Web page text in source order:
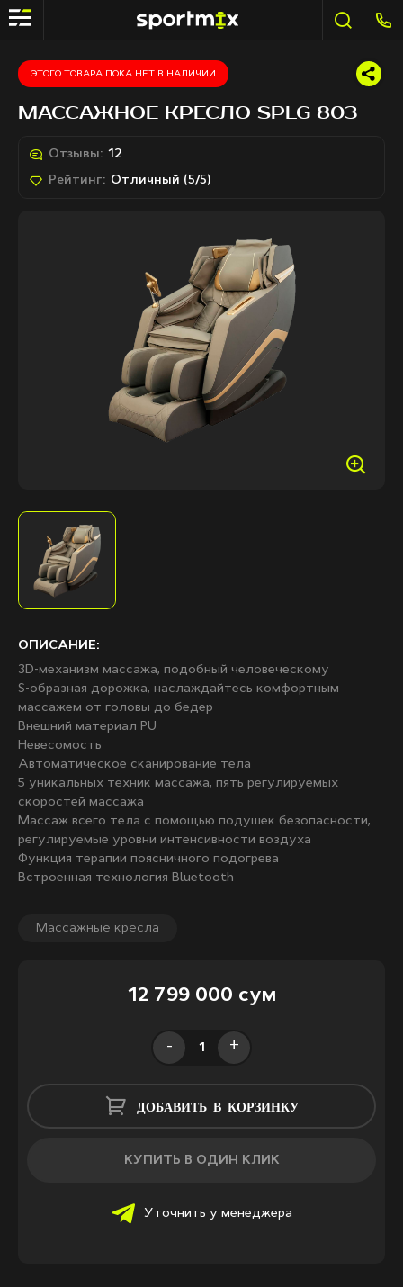
ЭТОГО ТОВАРА ПОКА НЕТ В НАЛИЧИИ
МАССАЖНОЕ КРЕСЛО SPLG 803
Отзывы: 12
Рейтинг: Отличный (5/5)
Массажные кресла
ОПИСАНИЕ:
3D-механизм массажа, подобный человеческому
S-образная дорожка, наслаждайтесь комфортным
массажем от головы до бедер
Внешний материал PU
Невесомость
Автоматическое сканирование тела
5 уникальных техник массажа, пять регулируемых
скоростей массажа
Массаж всего тела с помощью подушек безопасности,
регулируемые уровни интенсивности воздуха
Функция терапии поясничного подогрева
Встроенная технология Bluetooth
12 799 000 сум
- +
Уточнить у менеджера
ДОБАВИТЬ В КОРЗИНКУ
КУПИТЬ В ОДИН КЛИК